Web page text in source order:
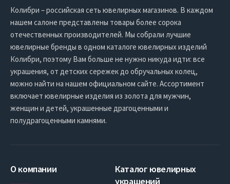
Колибри – российская сеть ювелирных магазинов. В каждом
нашем салоне представлены товары более сорока
отечественных производителей. Мы собрали лучшие
ювелирные бренды в одном каталоге ювелирных изделий
Колибри, поэтому Вам больше не нужно никуда идти: все
украшения, от детских сережек до обручальных колец,
можно найти на нашем официальном сайте. Ассортимент
включает ювелирные изделия из золота для мужчин,
женщин и детей, украшенные драгоценными и
полудрагоценными камнями.
О компании
Каталог ювелирных
украшений